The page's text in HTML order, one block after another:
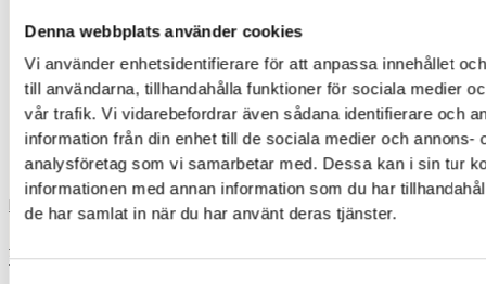
Denna webbplats använder cookies
Vi använder enhetsidentifierare för att anpassa innehållet
till användarna, tillhandahålla funktioner för sociala medier
vår trafik. Vi vidarebefordrar även sådana identifierare och
information från din enhet till de sociala medier och annons-
analysföretag som vi samarbetar med. Dessa kan i sin tur
informationen med annan information som du har
de har samlat in när du har använt deras tjänster.
iphon
iphone 13
skrivare
Load More
Start